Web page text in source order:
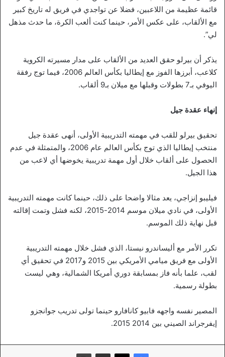
قائمة عظيمة من اللاعبين، فضلا عن تواجدي في فريق له تاريخ كبير
مع الألقاب، على عكس الأمر، حينما كنت ألعب الكرة، ما حدث مذهل
لي”.
يذكر أن بيرلو حقق العديد من الألقاب على مدار مسيرته الكروية
كلاعب، أبرزها الفوز مع إيطاليا بكأس العالم 2006، فيما توج رفقة
اليوفي بـ7 بطولات وقبلها مع ميلان بـ9 ألقاب.
إنهاء عقدة جيل
تحقيق بيرلو للقب في مهمته التدريبية الأولى، أنهى عقدة جيل
منتخب إيطاليا الذي توج بكأس العالم عام 2006، والمتمثلة في عدم
الحصول على ألقاب خلال أول مهمة تدريبية يخوضها أي لاعب من
هذا الجيل.
فيليبو إنزاجي، يعد مثالا واضحا على ذلك، حينما كانت مهمته التدريبية
الأولى، في نادي ميلان موسم 2014-2015، لكنه فشل وتمت إقالته
قبل نهاية ذلك الموسم.
تكرر الأمر مع أليساندرو نيستا، الذي فشل خلال مهمته التدريبية
الأولى مع فريق ميامي الأمريكي بين 2015 و2017 في تحقيق أي
لقب، علما بأنه فاز بمسابقة دوري أمريكا الشمالية، وهي ليست
بطولة رسمية.
المصير نفسه واجهه فابيو كانافارو حينما تولى تدريب جوانجزو
إيفرجراند الصيني بين 2014 2015.